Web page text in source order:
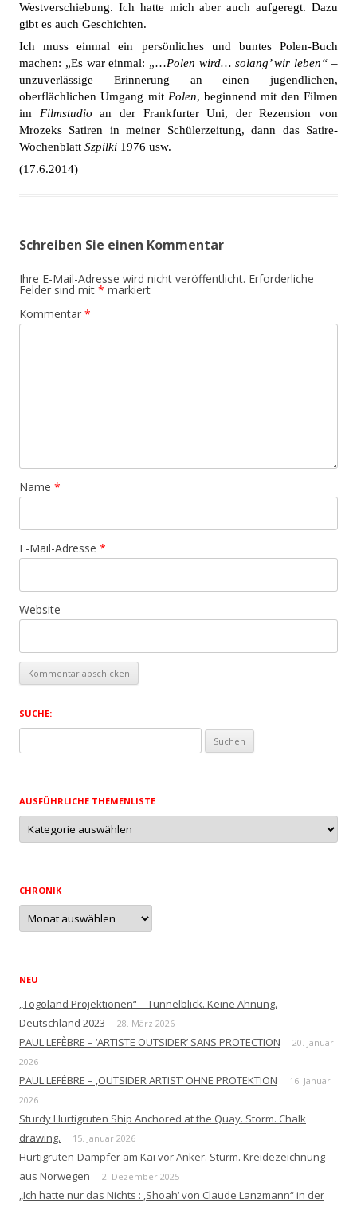
Westverschiebung. Ich hatte mich aber auch aufgeregt. Dazu
gibt es auch Geschichten.
Ich muss einmal ein persönliches und buntes Polen-Buch
machen: „Es war einmal: „…Polen wird… solang’ wir leben“ –
unzuverlässige Erinnerung an einen jugendlichen,
oberflächlichen Umgang mit Polen, beginnend mit den Filmen
im Filmstudio an der Frankfurter Uni, der Rezension von
Mrozeks Satiren in meiner Schülerzeitung, dann das Satire-
Wochenblatt Szpilki 1976 usw.
(17.6.2014)
Schreiben Sie einen Kommentar
Ihre E-Mail-Adresse wird nicht veröffentlicht. Erforderliche
Felder sind mit * markiert
Kommentar *
Name *
E-Mail-Adresse *
Website
SUCHE:
nach:
AUSFÜHRLICHE THEMENLISTE
Ausführliche
Themenliste
CHRONIK
Chronik
NEU
„Togoland Projektionen“ – Tunnelblick. Keine Ahnung.
Deutschland 2023
28. März 2026
PAUL LEFÈBRE – ‘ARTISTE OUTSIDER’ SANS PROTECTION
20. Januar
2026
PAUL LEFÈBRE – ‚OUTSIDER ARTIST‘ OHNE PROTEKTION
16. Januar
2026
Sturdy Hurtigruten Ship Anchored at the Quay. Storm. Chalk
drawing.
15. Januar 2026
Hurtigruten-Dampfer am Kai vor Anker. Sturm. Kreidezeichnung
aus Norwegen
2. Dezember 2025
„Ich hatte nur das Nichts : ‚Shoah‘ von Claude Lanzmann“ in der